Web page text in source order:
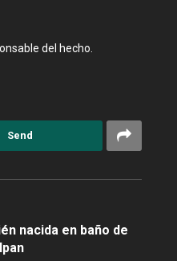
del hecho.
Send
nacida en baño de